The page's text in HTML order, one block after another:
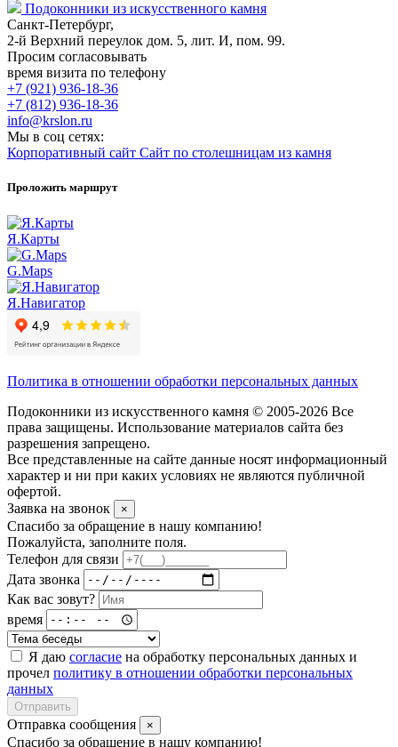
Подоконники из искусственного камня
Санкт-Петербург,
2-й Верхний переулок дом. 5, лит. И, пом. 99.
Просим согласовывать
время визита по телефону
+7 (921) 936-18-36
+7 (812) 936-18-36
info@krslon.ru
Мы в соц сетях:
Корпоративный сайт Сайт по столешницам из камня
Проложить маршрут
Я.Карты
G.Maps
Я.Навигатор
Политика в отношении обработки персональных данных
Подоконники из искусственного камня © 2005-2026 Все
права защищены. Использование материалов сайта без
разрешения запрещено.
Все представленные на сайте данные носят информационный
характер и ни при каких условиях не являются публичной
офертой.
Заявка на звонок
×
Спасибо за обращение в нашу компанию!
Пожалуйста, заполните поля.
Телефон для связи
Дата звонка
Как вас зовут?
время
Я даю согласие на обработку персональных данных и
прочел политику в отношении обработки персональных
данных
Отправить
Отправка сообщения ×
Спасибо за обращение в нашу компанию!